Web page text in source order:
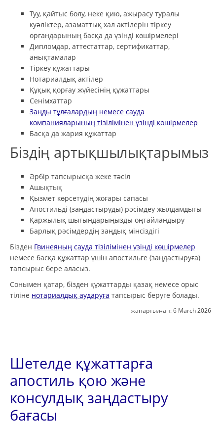
Туу, қайтыс болу, неке қию, ажырасу туралы
куәліктер, азаматтық хал актілерін тіркеу
органдарының басқа да үзінді көшірмелері
Дипломдар, аттестаттар, сертификаттар,
анықтамалар
Тіркеу құжаттары
Нотариалдық актілер
Құқық қорғау жүйесінің құжаттары
Сенімхаттар
Заңды тұлғалардың немесе сауда
компанияларының тізілімінен үзінді көшірмелер
Басқа да жария құжаттар
Біздің артықшылықтарымыз
Әрбір тапсырысқа жеке тәсіл
Ашықтық
Қызмет көрсетудің жоғары сапасы
Апостильді (заңдастыруды) рәсімдеу жылдамдығы
Қаржылық шығындарыңызды оңтайландыру
Барлық рәсімдердің заңдық мінсіздігі
Бізден Гвинеяның сауда тізілімінен үзінді көшірмелер
немесе басқа құжаттар үшін апостильге (заңдастыруға)
тапсырыс бере аласыз.
Сонымен қатар, бізден құжаттарды қазақ немесе орыс
тіліне нотариалдық аударуға тапсырыс беруге болады.
жанартылған:6 March 2026
Шетелде құжаттарға
апостиль қою және
консулдық заңдастыру
бағасы